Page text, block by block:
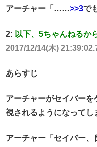
アーチャー「……>>3で
2: 以下、5ちゃんねるか
2017/12/14(木)
あらすじ
アーチャーがセイバー
視されるようになってし
アーチャー「セイバー